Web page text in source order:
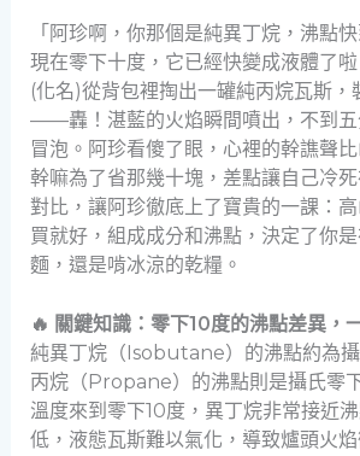
「阿珍啊，你那個是純異丁烷，沸點
現在零下十度，它已經快變成液體了
(化名)從背包裡掏出一罐純丙烷瓦斯，
——轟！湛藍的火焰瞬間噴出，不到五
冒泡。阿珍看傻了眼，心裡的幹譙聲
幹嘛為了省那幾十塊，差點讓自己冷
對比，讓阿珍徹底上了寶貴的一課：
買就好，組成成分和沸點，決定了你
麵，還是啃冰涼的乾糧。
🔥 關鍵知識：零下10度的沸點差異，
純異丁烷（Isobutane）的沸點約為攝
丙烷（Propane）的沸點則是攝氏零
溫度來到零下10度，異丁烷非常接近
低，液態瓦斯難以氣化，導致爐頭火